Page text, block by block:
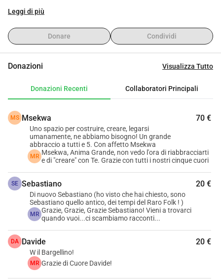
scorso siamo tornati a vivere qui, con le nostre gemelle, e ci
spazio per poter condividere, per potersi incontrare, aiutarsi,
scambiare vissuti ed esperienze, ballare, ascoltare musica
attività per bambini, cerchi di donne, di madri e padri,
Ci piacerebbe avere uno spazio adeguato per chi voglia
leggere, progettare insieme, far nascere nuove cose. Uno
spazio in cui le famiglie possano incontrarsi con i propri
figli e sostenersi, trovando modi creativi per supportarsi a
vicenda. Crediamo che questo territorio abbia sempre più
dove ognun* possa esprimersi e confrontarsi, divertirsi e
rivivere quel senso di “comunità” di cui abbiamo sempre
più bisogno. Luoghi in cui cultura, corpo e convivialità
possano tornare ad essere centrali. Al piano terra c'è una
grande sala - che in passato è stata liuteria, poi laboratorio
di cuoio e ceramica, poi sala polivalente per feste, yoga,
gioco etc.- che oggi ha bisogno di qualche lavoretto per
tornare ad essere utilizzata: pittura delle pareti,
Leggi di più
Donare Condividi
Donazioni Visualizza Tutto
Donazioni Recenti Collaboratori Principali
MS Msekwa 70 €
Uno spazio per costruire, creare, legarsi
umanamente, ne abbiamo bisogno! Un grande
abbraccio a tutti e 5. Con affetto Msekwa
MR Msekwa, Anima Grande, non vedo l'ora di riabbracciarti
e di "creare" con Te. Grazie con tutti i nostri cinque cuori
SE Sebastiano 20 €
Di nuovo Sebastiano (ho visto che hai chiesto, sono
Sebastiano quello antico, dei tempi del Raro Folk ! )
MR Grazie, Grazie, Grazie Sebastiano! Vieni a trovarci
quando vuoi...ci scambiamo racconti...
DA Davide 20 €
W il Bargellino!
MR Grazie di Cuore Davide!